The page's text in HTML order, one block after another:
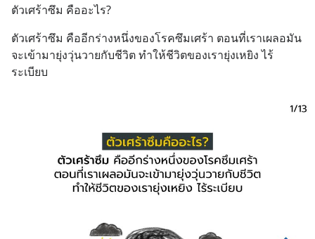
ตัวเศร้าซึม คืออะไร?
ตัวเศร้าซึม คืออีกร่างหนึ่งของโรคซึมเศร้า ตอนที่เราเผลอมัน
จะเข้ามายุ่งวุ่นวายกับชีวิต ทำให้ชีวิตของเรายุ่งเหยิง ไร้
ระเบียบ